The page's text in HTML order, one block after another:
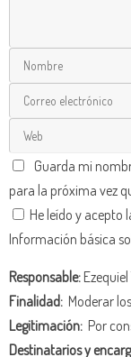
Guarda mi
para la próxima vez
He leído y acepto
Información básica
Responsable:
Finalidad: Moderar
Legitimación: Por
Destinatarios y